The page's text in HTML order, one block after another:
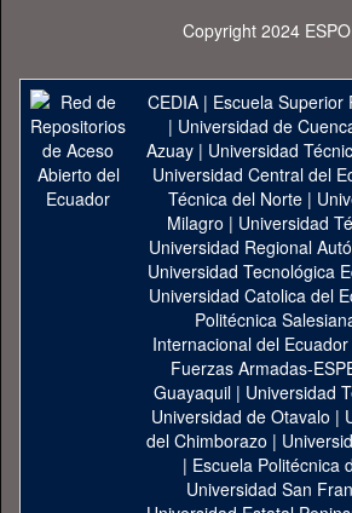
Copyright 2024
CEDIA| Escuela Superior
| Universidad de
Azuay| Universidad
Universidad Central del
Técnica del Norte |
Milagro | Universidad
Universidad Regional
Universidad Tecnológica
Universidad Catolica del
Politécnica
Internacional del Ecuador
Fuerzas Armadas-
Guayaquil| Universidad
Universidad de Otavalo |
del Chimborazo |
| Escuela Politécnica
Universidad San